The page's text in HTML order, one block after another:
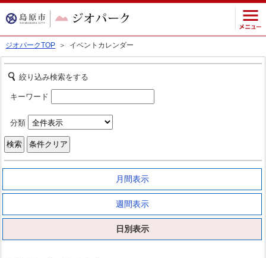
ジオパークTOP ＞ イベントカレンダー
絞り込み検索をする
キーワード
分類
月間表示
週間表示
日別表示